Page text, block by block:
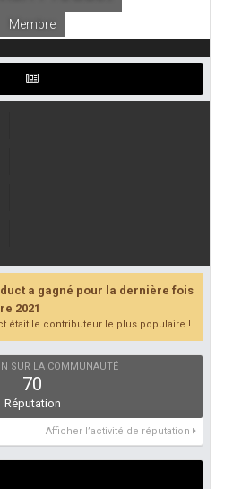
Membre
a gagné pour la dernière fois
2021
était le contributeur le plus populaire !
SUR LA COMMUNAUTÉ
70
Réputation
Afficher l’activité de réputation